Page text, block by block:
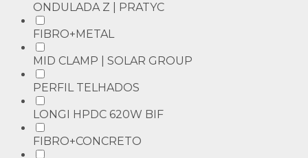
ONDULADA Z | PRATYC
FIBRO+METAL
MID CLAMP | SOLAR GROUP
PERFIL TELHADOS
LONGI HPDC 620W BIF
FIBRO+CONCRETO